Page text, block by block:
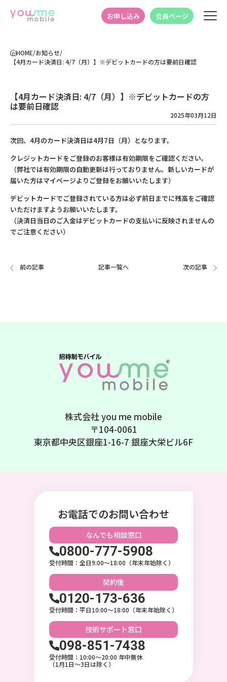
お申し込み 会員ページ
HOME/お知らせ/
【4月カード決済日: 4/7（月）】※デビットカードの方は要前日確認
【4月カード決済日: 4/7（月）】※デビットカードの方
は要前日確認
2025年03月12日
次回、4月のカード決済日は4月7日（月）となります。
クレジットカードをご登録のお客様は有効期限をご確認ください。
（弊社では有効期限の自動更新は行っておりません。新しいカードが
届いた方はマイページよりご登録をお願いいたします）
デビットカードでご登録されている方は必ず前日までに残高をご確認
いただけますようお願いいたします。
（決済日当日のご入金はデビットカードの支払いに反映されませんの
でご注意ください）
前の記事 記事一覧へ 次の記事
株式会社 you me mobile
〒104-0061
東京都中央区銀座1-16-7 銀座大栄ビル6F
お電話でのお問い合わせ
なんでも相談窓口
0800-777-5908
受付時間：全日9:00〜18:00（年末年始除く）
契約後
0120-173-636
受付時間：平日10:00〜18:00（年末年始除く）
技術サポート窓口
098-851-7438
受付時間：10:00〜20:00 年中無休
（1月1日～3日は除く）